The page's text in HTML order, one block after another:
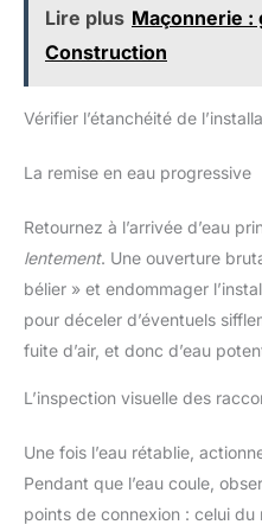
créent une sensation d'eau qui
densité agréablement
équipée d'un anti-calcaire.
une serviette ou une éponge
à économie d'eau s'adapte à la
plupart des tuyaux de douche à
raccord 1/2 standard, se
connecte manuellement en
quelques minutes sans outils.
efficacement le impuretés
cheveux. Il est recommandé
et de vérifier régulièrement
de l'utilisation réelle pour
sur la plupart des systèmes
quelques minutes pour
Lire plus Maçonnerie :
Construction
Vérifier l’étanchéité de
La remise en eau progressive
Retournez à l’arrivée d’eau
lentement. Une ouverture
bélier » et endommager
pour déceler d’éventuels
fuite d’air, et donc d’eau
L’inspection visuelle des
Une fois l’eau rétablie,
Pendant que l’eau coule,
points de connexion : celui